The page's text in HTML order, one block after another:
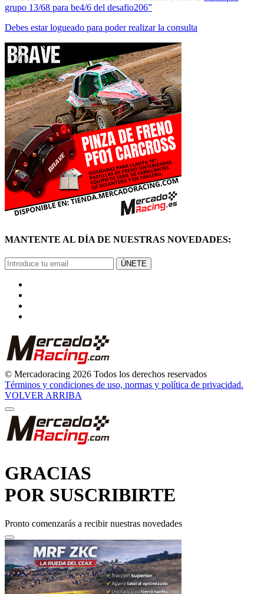
Debes estar logueado para poder realizar la consulta
© Mercadoracing 2026 Todos los derechos reservados
Términos y condiciones de uso, normas y política de privacidad.
VOLVER ARRIBA
POR SUSCRIBIRTE